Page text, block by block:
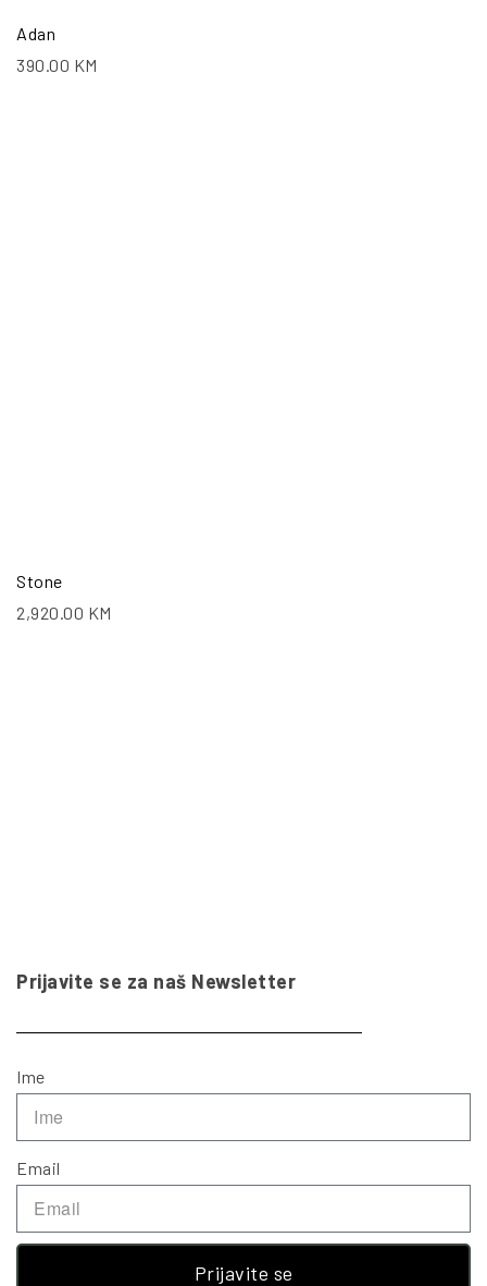
Adan
390.00 KM
Stone
2,920.00 KM
Prijavite se za naš Newsletter
Ime
Email
Prijavite se